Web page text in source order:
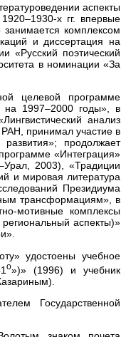
аспекты
х гг. впервые
занимается комплексом
и диссертация на
«Русский поэтический
в номинации «За
целевой программе
на 1997–2000 годы», в
анализ
принимал участие в
продолжает
«Интеграция»
2003), «Традиции
и мировая литература
Президиума
трансформациям», в
мотивные комплексы
региональный аспекты)»
удостоены учебное
о»)» (1996) и учебник
Государственной